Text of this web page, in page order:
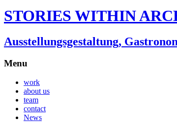
STORIES WITHIN
Ausstellungsgestaltung,
Menu
work
about us
team
contact
News